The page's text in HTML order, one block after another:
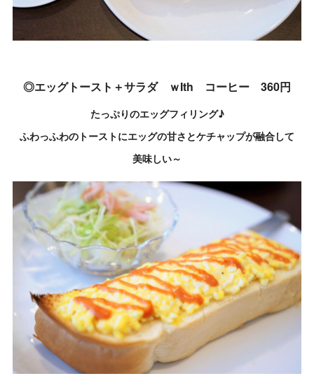
◎エッグトースト＋サラダ ｗIth コーヒー 360円
たっぷりのエッグフィリング♪
ふわっふわのトーストにエッグの甘さとケチャップが融合して
美味しい～